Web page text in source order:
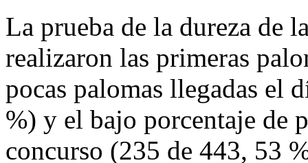
La prueba de la dureza de
realizaron las primeras
pocas palomas llegadas el
%) y el bajo porcentaje de
concurso (235 de 443, 53